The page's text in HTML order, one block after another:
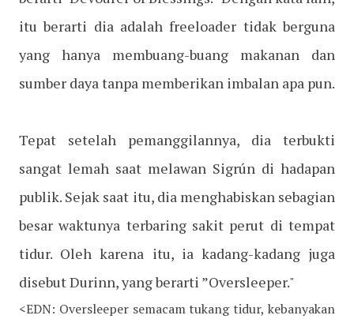
itu berarti dia adalah freeloader tidak berguna
yang hanya membuang-buang makanan dan
sumber daya tanpa memberikan imbalan apa pun.
Tepat setelah pemanggilannya, dia terbukti
sangat lemah saat melawan Sigrún di hadapan
publik. Sejak saat itu, dia menghabiskan sebagian
besar waktunya terbaring sakit perut di tempat
tidur. Oleh karena itu, ia kadang-kadang juga
disebut Durinn, yang berarti ”Oversleeper."
<EDN: Oversleeper semacam tukang tidur, kebanyakan